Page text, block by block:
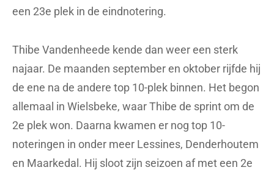
een 23e plek in de eindnotering.
Thibe Vandenheede kende dan weer een sterk
najaar. De maanden september en oktober rijfde hij
de ene na de andere top 10-plek binnen. Het begon
allemaal in Wielsbeke, waar Thibe de sprint om de
2e plek won. Daarna kwamen er nog top 10-
noteringen in onder meer Lessines, Denderhoutem
en Maarkedal. Hij sloot zijn seizoen af met een 2e